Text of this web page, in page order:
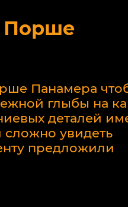
Порше
Панамера
глыбы на
деталей
увидеть
предложили